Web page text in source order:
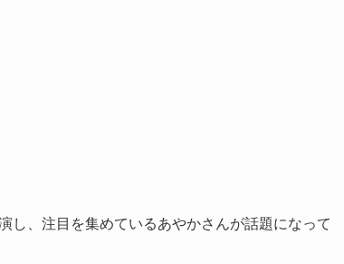
し、注目を集めているあやかさんが話題になって